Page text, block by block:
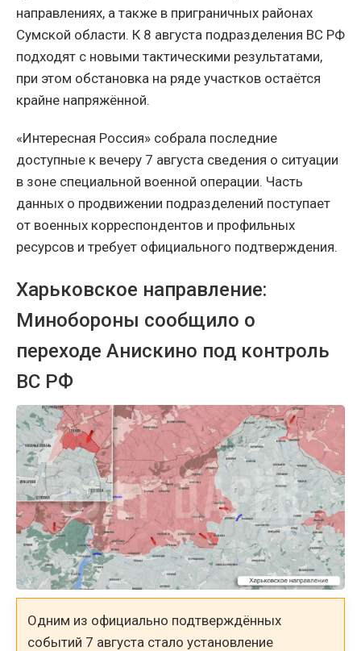
направлениях, а также в приграничных районах
Сумской области. К 8 августа подразделения ВС РФ
подходят с новыми тактическими результатами,
при этом обстановка на ряде участков остаётся
крайне напряжённой.
«Интересная Россия» собрала последние
доступные к вечеру 7 августа сведения о ситуации
в зоне специальной военной операции. Часть
данных о продвижении подразделений поступает
от военных корреспондентов и профильных
ресурсов и требует официального подтверждения.
Харьковское направление:
Минобороны сообщило о
переходе Анискино под контроль
ВС РФ
Одним из официально подтверждённых
событий 7 августа стало установление